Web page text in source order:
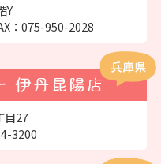
Y
：075-950-2028
目27
3200